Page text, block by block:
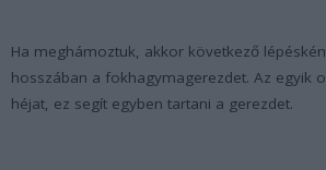
Ha meghámoztuk, akkor következő
hosszában a fokhagymagerezdet. Az egyik
héjat, ez segít egyben tartani a gerezdet.